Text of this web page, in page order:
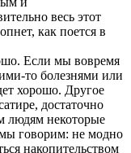
весь этот
как поется в
Если мы вовремя
то болезнями или
хорошо. Другое
достаточно
людям некоторые
говорим: не модно
накопительством